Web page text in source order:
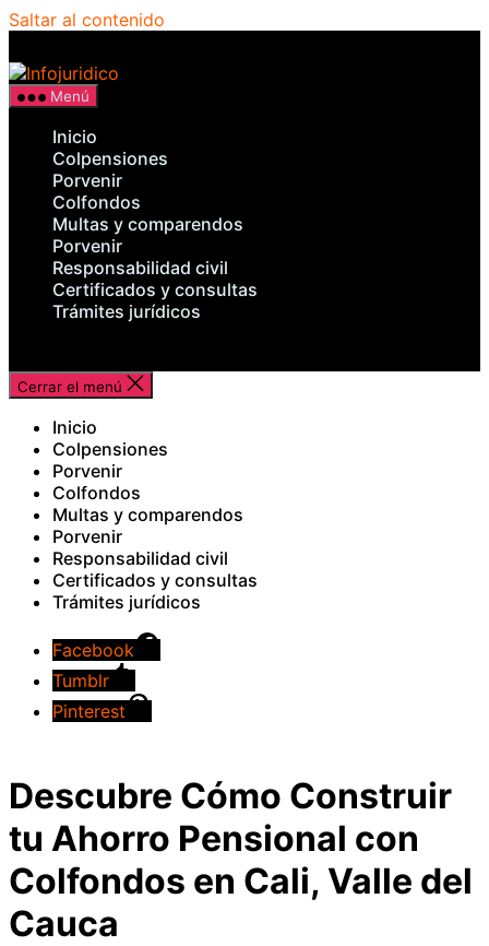
Saltar al contenido
Menú
Inicio
Colpensiones
Porvenir
Colfondos
Multas y comparendos
Porvenir
Responsabilidad civil
Certificados y consultas
Trámites jurídicos
Cerrar el menú
Inicio
Colpensiones
Porvenir
Colfondos
Multas y comparendos
Porvenir
Responsabilidad civil
Certificados y consultas
Trámites jurídicos
Facebook
Tumblr
Pinterest
Descubre Cómo Construir
tu Ahorro Pensional con
Colfondos en Cali, Valle del
Cauca